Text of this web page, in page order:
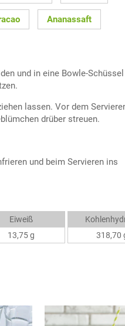
Ananassaft
und in eine Bowle-Schüssel
lassen. Vor dem
drüber streuen.
und beim Servieren ins
Eiweiß
13,75 g
318,70